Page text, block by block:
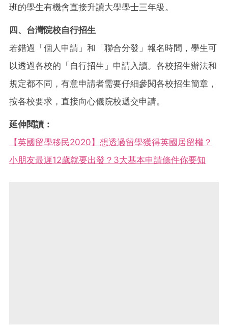
班的學生有機會直接升讀大學學士三年級。
四、台灣院校自行招生
若錯過「個人申請」和「聯合分發」報名時間，學生可
以透過各校的「自行招生」申請入讀。各校招生辦法和
規定都不同，有意申請者需要仔細參閱各校招生簡章，
按各校要求，直接向心儀院校遞交申請。
延伸閱讀：
【英國留學移民2020】想透過留學獲得英國居留權？
小朋友最遲12歲就要出發？3大基本申請條件你要知